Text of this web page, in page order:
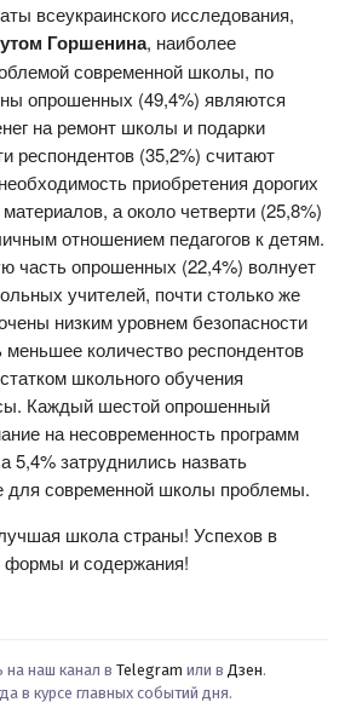
всеукраинского исследования,
Горшенина, наиболее
современной школы, по
опрошенных (49,4%) являются
на ремонт школы и подарки
респондентов (35,2%) считают
приобретения дорогих
а около четверти (25,8%)
отношением педагогов к детям.
часть опрошенных (22,4%) волнует
учителей, почти столько же
низким уровнем безопасности
количество респондентов
школьного обучения
Каждый шестой опрошенный
на несовременность программ
5,4% затруднились назвать
для современной школы проблемы.
школа страны! Успехов в
формы и содержания!
на наш канал в Telegram или в Дзен.
в курсе главных событий дня.